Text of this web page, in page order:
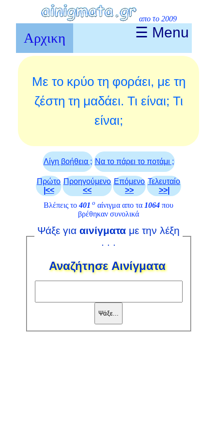
απο το 2009
Αρχικη ☰ Menu
Με το κρύο τη φοράει, με τη
ζέστη τη μαδάει. Τι είναι; Τι
είναι;
Λίγη βοήθεια ; Να το πάρει το ποτάμι ;
Πρώτο
|<<
Προηγούμενο
<<
Επόμενο
>>
Τελευταίο
>>|
Βλέπεις το401 ο αίνιγμα απο τα 1064 που
βρέθηκαν συνολικά
Ψάξε για αινίγματα με την λέξη
. . .
Αναζήτησε Αινίγματα